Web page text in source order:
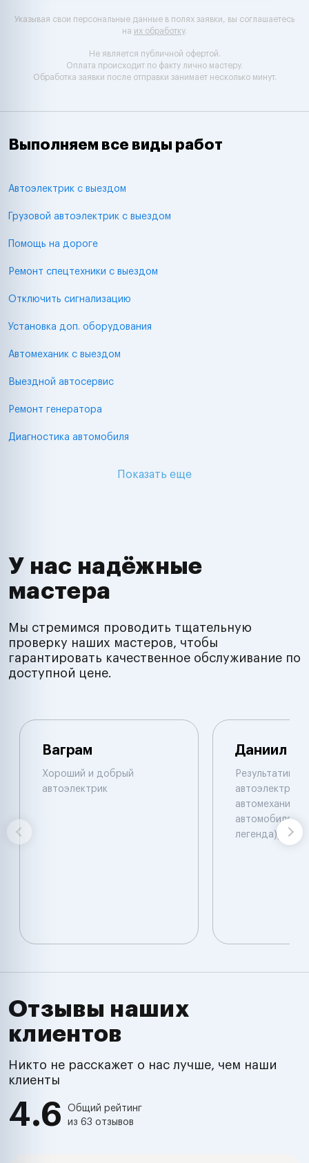
Указывая свои персональные данные в полях заявки, вы соглашаетесь
на их обработку.
Не является публичной офертой.
Оплата происходит по факту лично мастеру.
Обработка заявки после отправки занимает несколько минут.
Выполняем все виды работ
Автоэлектрик с выездом
Грузовой автоэлектрик с выездом
Помощь на дороге
Ремонт спецтехники с выездом
Отключить сигнализацию
Установка доп. оборудования
Автомеханик с выездом
Выездной автосервис
Ремонт генератора
Диагностика автомобиля
Показать еще
У нас надёжные
мастера
Мы стремимся проводить тщательную
проверку наших мастеров, чтобы
гарантировать качественное обслуживание по
доступной цене.
Ваграм
Хороший и добрый
автоэлектрик
Даниил
автоэлектрик и
автомеханик
автомобилям.
легенда))
Отзывы наших
клиентов
Никто не расскажет о нас лучше, чем наши
клиенты
4.6
Общий рейтинг
из 63 отзывов